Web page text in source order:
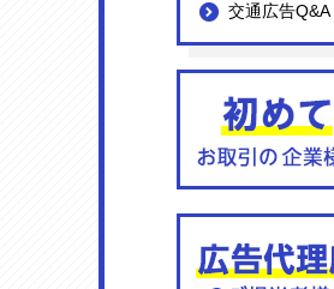
交通広告Q&A